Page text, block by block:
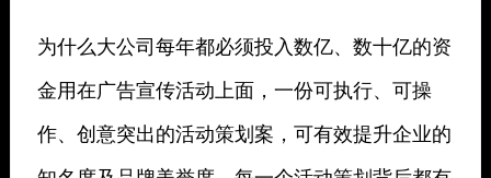
为什么大公司每年都必须投入数亿、数十亿的资
金用在广告宣传活动上面，一份可执行、可操
作、创意突出的活动策划案，可有效提升企业的